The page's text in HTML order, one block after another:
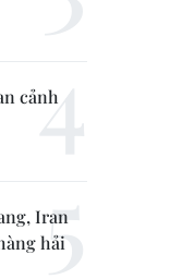
cảnh
Iran
hải